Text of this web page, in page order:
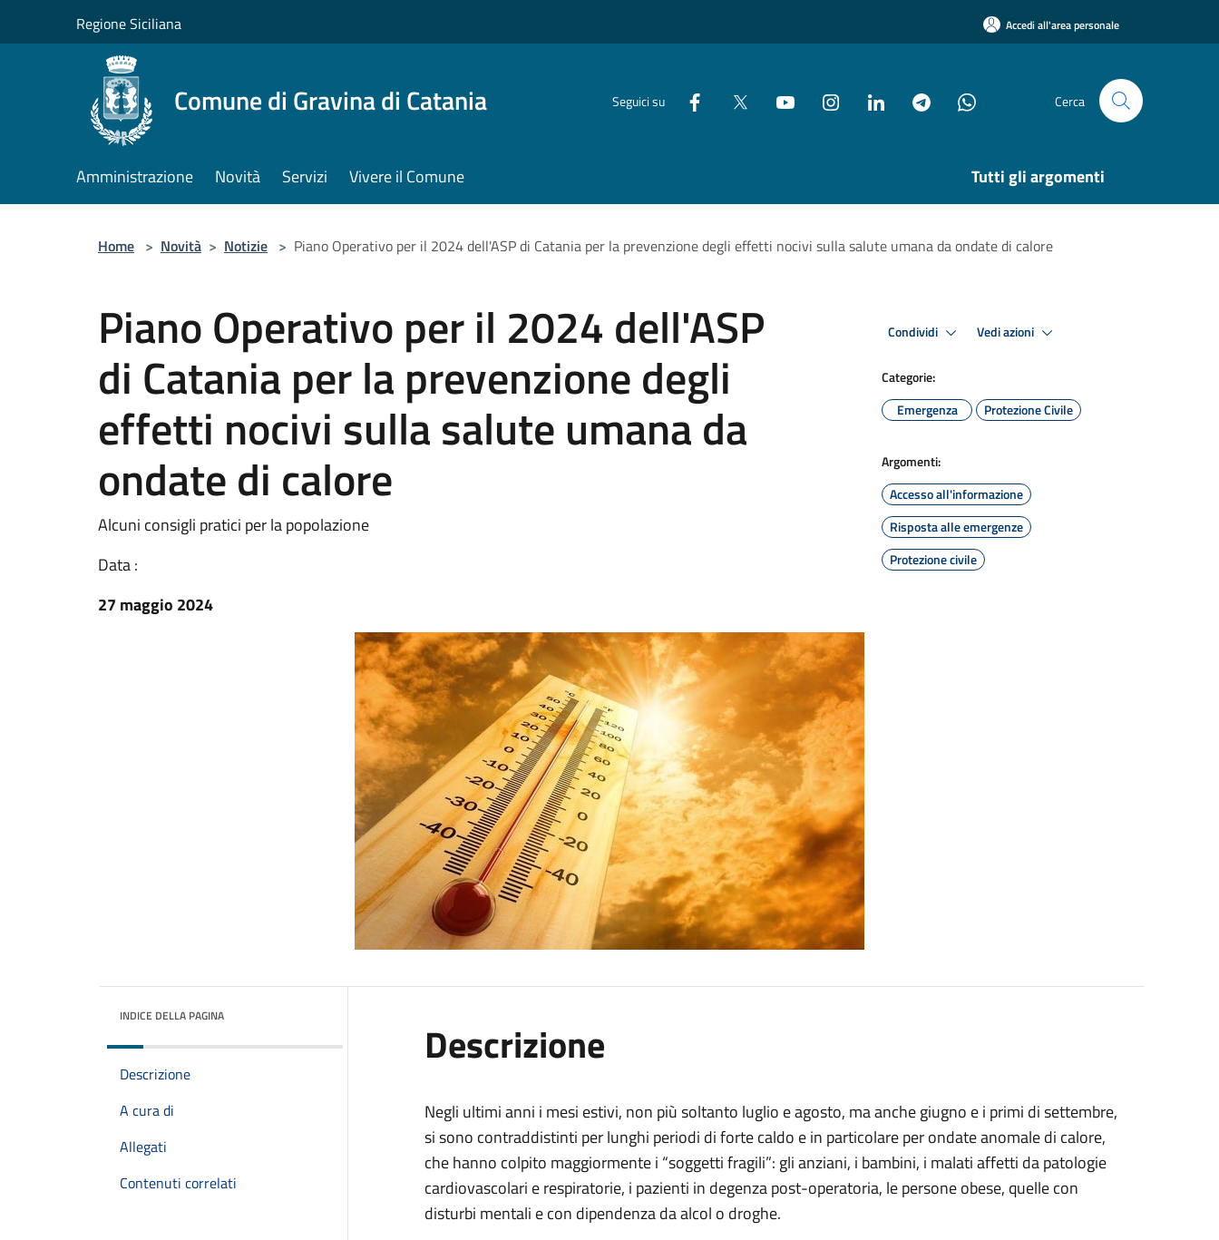
Regione Siciliana Accedi all'area personale
Comune di Gravina di Catania Seguici su Cerca
Amministrazione Novità Servizi Vivere il Comune Tutti gli argomenti
Home > Novità > Notizie > Piano Operativo per il 2024 dell'ASP di Catania per la prevenzione degli effetti nocivi sulla salute umana da ondate di calore
Piano Operativo per il 2024 dell'ASP
di Catania per la prevenzione degli
effetti nocivi sulla salute umana da
ondate di calore
Alcuni consigli pratici per la popolazione
Data :
27 maggio 2024
Condividi Vedi azioni
Categorie:
Emergenza
Protezione Civile
Argomenti:
Accesso all'informazione
Risposta alle emergenze
Protezione civile
INDICE DELLA PAGINA
Descrizione
A cura di
Allegati
Contenuti correlati
Descrizione
Negli ultimi anni i mesi estivi, non più soltanto luglio e agosto, ma anche giugno e i primi di settembre,
si sono contraddistinti per lunghi periodi di forte caldo e in particolare per ondate anomale di calore,
che hanno colpito maggiormente i “soggetti fragili”: gli anziani, i bambini, i malati affetti da patologie
cardiovascolari e respiratorie, i pazienti in degenza post-operatoria, le persone obese, quelle con
disturbi mentali e con dipendenza da alcol o droghe.